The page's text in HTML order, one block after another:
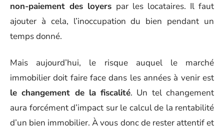
non-paiement des loyers par les locataires. Il faut
ajouter à cela, l’inoccupation du bien pendant un
temps donné.
Mais aujourd’hui, le risque auquel le marché
immobilier doit faire face dans les années à venir est
le changement de la fiscalité. Un tel changement
aura forcément d’impact sur le calcul de la rentabilité
d’un bien immobilier. À vous donc de rester attentif et